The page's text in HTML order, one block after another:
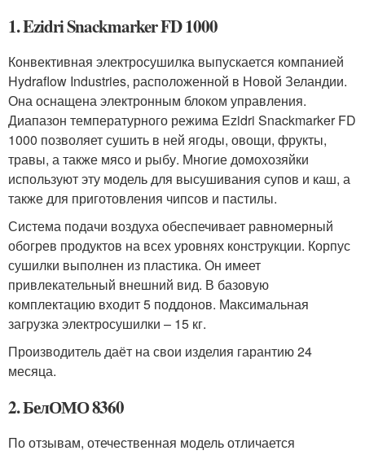
1. Ezidri Snackmarker FD 1000
Конвективная электросушилка выпускается компанией
Hydraflow Industries, расположенной в Новой Зеландии.
Она оснащена электронным блоком управления.
Диапазон температурного режима Ezidri Snackmarker FD
1000 позволяет сушить в ней ягоды, овощи, фрукты,
травы, а также мясо и рыбу. Многие домохозяйки
используют эту модель для высушивания супов и каш, а
также для приготовления чипсов и пастилы.
Система подачи воздуха обеспечивает равномерный
обогрев продуктов на всех уровнях конструкции. Корпус
сушилки выполнен из пластика. Он имеет
привлекательный внешний вид. В базовую
комплектацию входит 5 поддонов. Максимальная
загрузка электросушилки – 15 кг.
Производитель даёт на свои изделия гарантию 24
месяца.
2. БелОМО 8360
По отзывам, отечественная модель отличается